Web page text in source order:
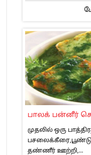
பாலக் பன்னீர்
முதலில் ஒரு
தண்ணீர் ஊற்றி,...